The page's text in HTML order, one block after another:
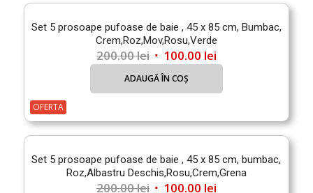
Set 5 prosoape pufoase de baie , 45 x 85 cm, Bumbac,
Crem,Roz,Mov,Rosu,Verde
200.00lei Prețul
inițial
200.00 lei.
100.00 leiPrețul
curent
este:
ADAUGĂ ÎN COȘ
OFERTA
Set 5 prosoape pufoase de baie , 45 x 85 cm, bumbac,
Roz,Albastru Deschis,Rosu,Crem,Grena
200.00lei Prețul
100.00 leiPrețul